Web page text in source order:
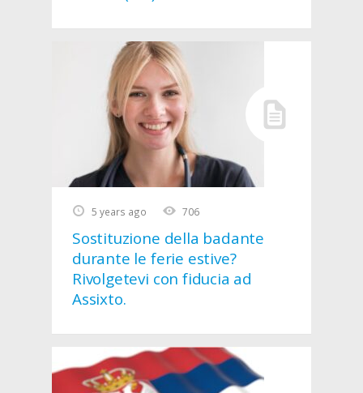
5 years ago 706
Sostituzione della badante
durante le ferie estive?
Rivolgetevi con fiducia ad
Assixto.